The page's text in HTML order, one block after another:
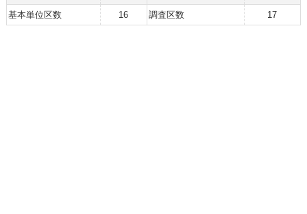
基本単位区数 16 調査区数 17